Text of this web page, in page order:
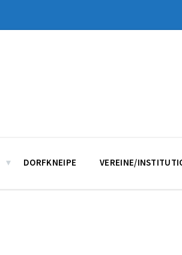
DORFKNEIPE VEREINE/